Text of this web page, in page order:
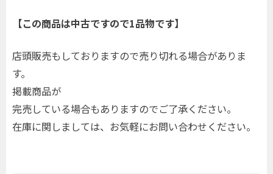
【この商品は中古ですので1品物です】
店頭販売もしておりますので売り切れる場合がありま
す。
掲載商品が
完売している場合もありますのでご了承ください。
在庫に関しましては、お気軽にお問い合わせください。